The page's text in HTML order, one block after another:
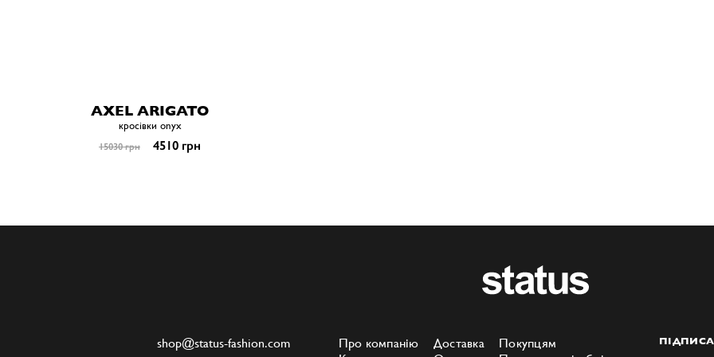
AXEL ARIGATO
кросівки onyx
15030 грн 4510 грн
Про компанію
Доставка
Покупцям
shop@status-fashion.com